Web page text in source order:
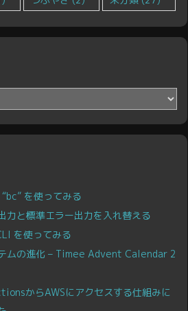
を使ってみる
力と標準エラー出力を入れ替える
を使ってみる
ムの進化 – Timee Advent Calendar 2
からAWSにアクセスする仕組みに